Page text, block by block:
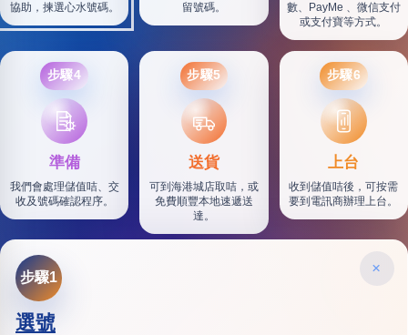
協助，揀選心水號碼。
留號碼。
數、PayMe 、微信支付
或支付寶等方式。
步驟4
準備
我們會處理儲值咭、交
收及號碼確認程序。
步驟5
SF
送貨
可到海港城店取咭，或
免費順豐本地速遞送
達。
步驟6
上台
收到儲值咭後，可按需
要到電訊商辦理上台。
×
步驟1
選號